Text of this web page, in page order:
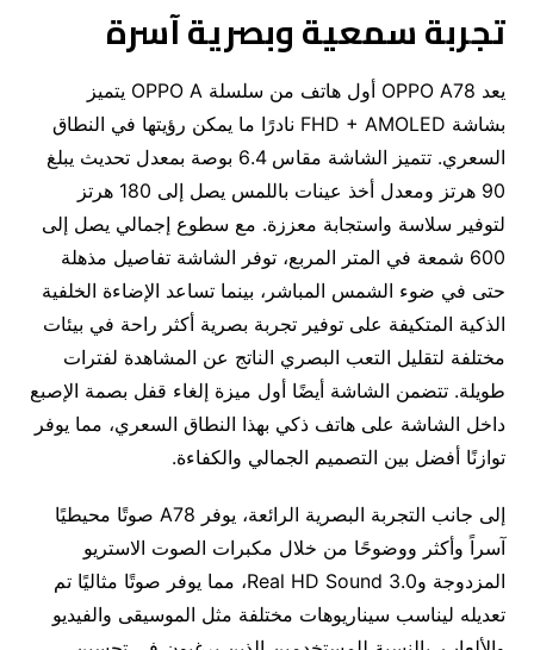
تجربة سمعية وبصرية آسرة
يعد OPPO A78 أول هاتف من سلسلة OPPO A يتميز
بشاشة FHD + AMOLED نادرًا ما يمكن رؤيتها في النطاق
السعري. تتميز الشاشة مقاس 6.4 بوصة بمعدل تحديث يبلغ
90 هرتز ومعدل أخذ عينات باللمس يصل إلى 180 هرتز
لتوفير سلاسة واستجابة معززة. مع سطوع إجمالي يصل إلى
600 شمعة في المتر المربع، توفر الشاشة تفاصيل مذهلة
حتى في ضوء الشمس المباشر، بينما تساعد الإضاءة الخلفية
الذكية المتكيفة على توفير تجربة بصرية أكثر راحة في بيئات
مختلفة لتقليل التعب البصري الناتج عن المشاهدة لفترات
طويلة. تتضمن الشاشة أيضًا أول ميزة إلغاء قفل بصمة الإصبع
داخل الشاشة على هاتف ذكي بهذا النطاق السعري، مما يوفر
توازنًا أفضل بين التصميم الجمالي والكفاءة.
إلى جانب التجربة البصرية الرائعة، يوفر A78 صوتًا محيطيًا
آسراً وأكثر ووضوحًا من خلال مكبرات الصوت الاستريو
المزدوجة وReal HD Sound 3.0، مما يوفر صوتًا مثاليًا تم
تعديله ليناسب سيناريوهات مختلفة مثل الموسيقى والفيديو